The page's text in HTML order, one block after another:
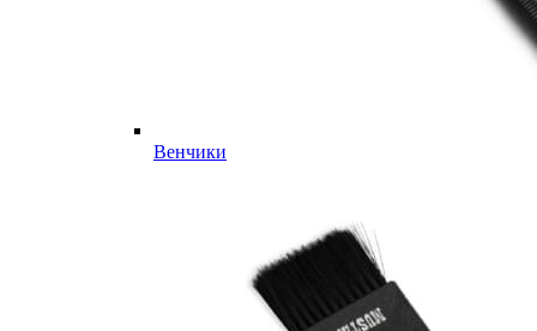
Венчики